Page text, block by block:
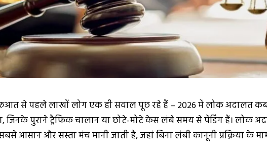
से पहले लाखों लोग एक ही सवाल पूछ रहे हैं – 2026 में लोक अदालत
जिनके पुराने ट्रैफिक चालान या छोटे-मोटे केस लंबे समय से पेंडिंग हैं। लोक
आसान और सस्ता मंच मानी जाती है, जहां बिना लंबी कानूनी प्रक्रिया के